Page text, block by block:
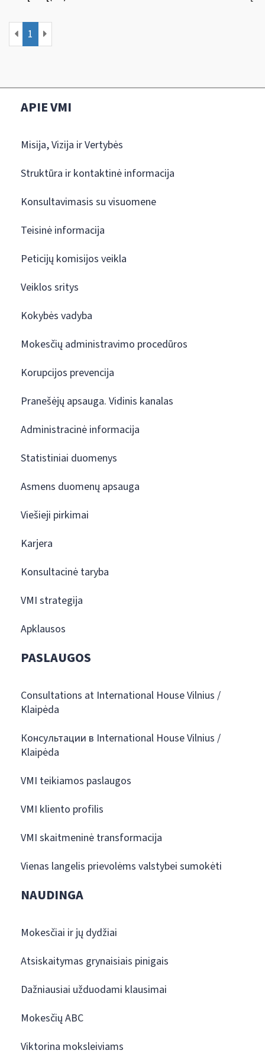
1
APIE VMI
Misija, Vizija ir Vertybės
Struktūra ir kontaktinė informacija
Konsultavimasis su visuomene
Teisinė informacija
Peticijų komisijos veikla
Veiklos sritys
Kokybės vadyba
Mokesčių administravimo procedūros
Korupcijos prevencija
Pranešėjų apsauga. Vidinis kanalas
Administracinė informacija
Statistiniai duomenys
Asmens duomenų apsauga
Viešieji pirkimai
Karjera
Konsultacinė taryba
VMI strategija
Apklausos
PASLAUGOS
Consultations at International House Vilnius /
Klaipėda
Консультации в International House Vilnius /
Klaipėda
VMI teikiamos paslaugos
VMI kliento profilis
VMI skaitmeninė transformacija
Vienas langelis prievolėms valstybei sumokėti
NAUDINGA
Mokesčiai ir jų dydžiai
Atsiskaitymas grynaisiais pinigais
Dažniausiai užduodami klausimai
Mokesčių ABC
Viktorina moksleiviams